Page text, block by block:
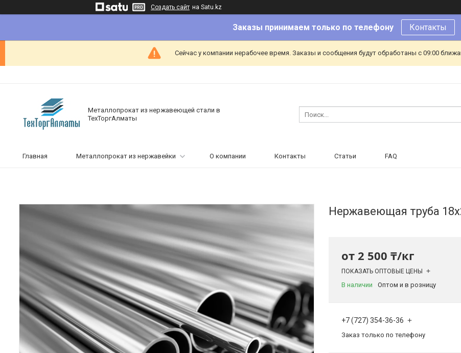
Создать сайт на Satu.kz
Заказы принимаем только по телефону Контакты
Сейчас у компании нерабочее время. Заказы и сообщения будут обработаны с 09:00
Металлопрокат из нержавеющей стали в
ТехТоргАлматы
Главная Металлопрокат из нержавейки О компании Контакты Статьи FAQ
Нержавеющая труба
от 2 500 ₸/кг
ПОКАЗАТЬ ОПТОВЫЕ ЦЕНЫ
В наличии Оптом и в розницу
+7 (727) 354-36-36
Заказ только по телефону